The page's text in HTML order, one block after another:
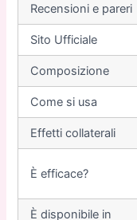
Recensioni e pareri
Sito Ufficiale
Composizione
Come si usa
Еffetti collaterali
È efficace?
È disponibile in